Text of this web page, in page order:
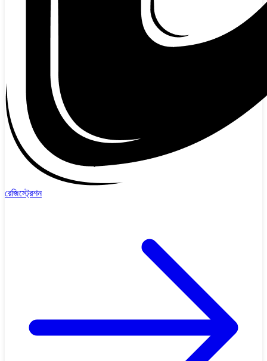
রেজিস্ট্রেশন